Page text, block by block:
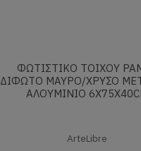
ΦΩΤΙΣΤΙΚΌ ΤΟΊΧΟΥ
ΔΊΦΩΤΟ ΜΑΎΡΟ/ΧΡΥΣΌ
ΑΛΟΥΜΊΝΙΟ
ArteLibre